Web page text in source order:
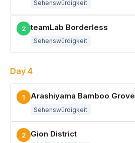
Sehenswürdigkeit
2 teamLab Borderless
Sehenswürdigkeit
Day 4
1 Arashiyama Bamboo Grove
Sehenswürdigkeit
2 Gion District